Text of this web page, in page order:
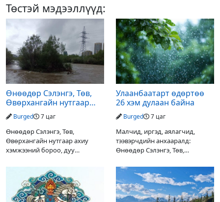
Төстэй мэдээллүүд:
Өнөөдөр Сэлэнгэ, Төв,
Өвөрхангайн нутгаар
аадар орж, үерлэх
аюултайг анхааруулав
Burged 7 цаг
Өнөөдөр Сэлэнгэ, Төв,
Өвөрхангайн нутгаар ахиу
хэмжээний бороо, дуу
голын усны түвшин нэмэгдэх,
нөөлөг салхи, мөндөр, аянга
цахилгаан, үерийн аюулаас
сэрэмжлэхийг
Улаанбаатарт өдөртөө
26 хэм дулаан байна
Burged 7 цаг
Малчид, иргэд, аялагчид,
тээвэрчдийн анхааралд:
Өнөөдөр Сэлэнгэ, Төв,
хэмжээний бороо, дуу
цахилгаантай аадар бороо
орох тул голын усны түвшин
нэмэгдэх, нөөлөг салхи,